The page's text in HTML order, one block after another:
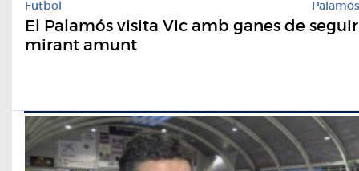
Futbol Palamós
El Palamós visita Vic amb ganes de seguir
mirant amunt